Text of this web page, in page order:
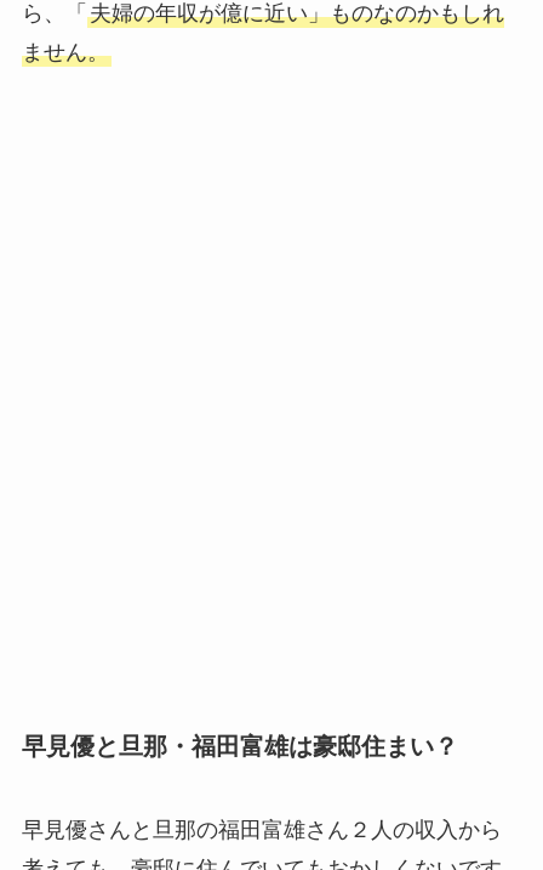
ら、「 夫婦の年収が億に近い」ものなのかもしれ
ません。
早見優と旦那・福田富雄は豪邸住まい？
早見優さんと旦那の福田富雄さん２人の収入から